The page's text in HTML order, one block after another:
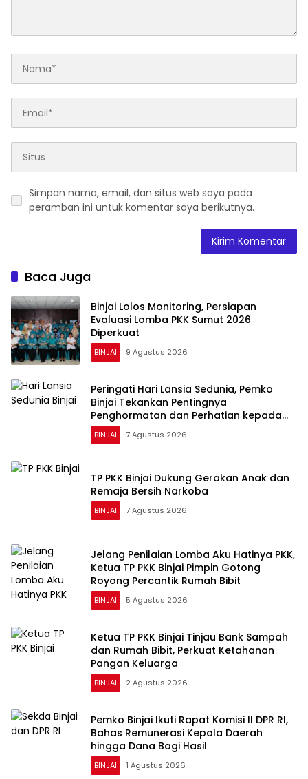
Simpan nama, email, dan situs web saya pada
peramban ini untuk komentar saya berikutnya.
Baca Juga
Binjai Lolos Monitoring, Persiapan
Evaluasi Lomba PKK Sumut 2026
Diperkuat
BINJAI 9 Agustus 2026
Peringati Hari Lansia Sedunia, Pemko
Binjai Tekankan Pentingnya
Penghormatan dan Perhatian kepada
Lansia
BINJAI 7 Agustus 2026
TP PKK Binjai Dukung Gerakan Anak dan
Remaja Bersih Narkoba
BINJAI 7 Agustus 2026
Jelang Penilaian Lomba Aku Hatinya PKK,
Ketua TP PKK Binjai Pimpin Gotong
Royong Percantik Rumah Bibit
BINJAI 5 Agustus 2026
Ketua TP PKK Binjai Tinjau Bank Sampah
dan Rumah Bibit, Perkuat Ketahanan
Pangan Keluarga
BINJAI 2 Agustus 2026
Pemko Binjai Ikuti Rapat Komisi II DPR RI,
Bahas Remunerasi Kepala Daerah
hingga Dana Bagi Hasil
BINJAI 1 Agustus 2026